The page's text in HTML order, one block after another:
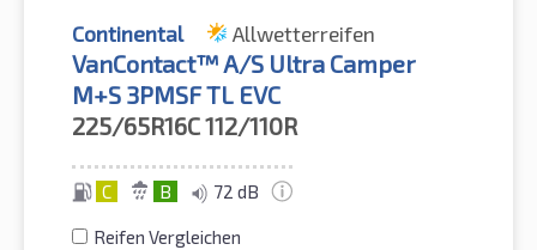
Continental Allwetterreifen
VanContact™ A/S Ultra Camper
M+S 3PMSF TL EVC
225/65R16C112/110R
C B 72 dB
Reifen Vergleichen